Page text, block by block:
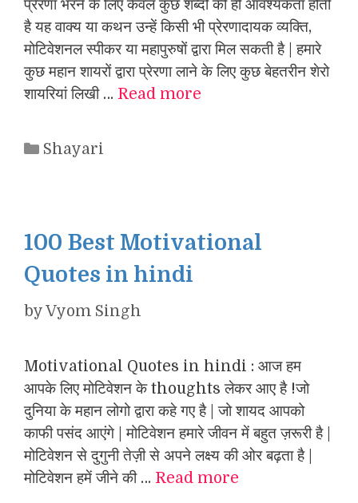
प्रेरणा भरने के लिए केवल कुछ शब्दों की ही आवश्यकता होती
है यह वाक्य या कथन उन्हें किसी भी प्रेरणादायक व्यक्ति,
मोटिवेशनल स्पीकर या महापुरुषों द्वारा मिल सकती है | हमारे
कुछ महान शायरों द्वारा प्रेरणा लाने के लिए कुछ बेहतरीन शेरो
शायरियां लिखी … Read more
Categories
Shayari
100 Best Motivational
Quotes in hindi
byVyom Singh
Motivational Quotes in hindi : आज हम
आपके लिए मोटिवेशन के thoughts लेकर आए है !जो
दुनिया के महान लोगो द्वारा कहे गए है | जो शायद आपको
काफी पसंद आएंगे | मोटिवेशन हमारे जीवन में बहुत ज़रूरी है |
मोटिवेशन से दुगुनी तेज़ी से अपने लक्ष्य की ओर बढ़ता है |
मोटिवेशन हमें जीने की … Read more